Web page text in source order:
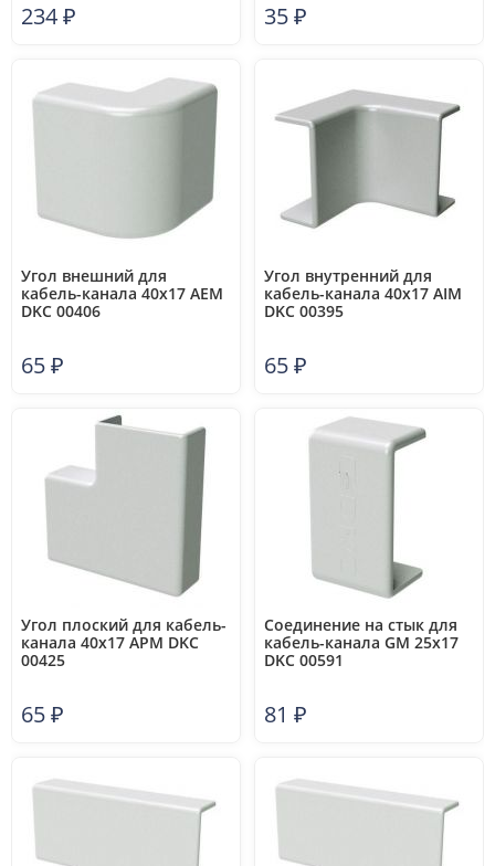
234₽ 35₽
Угол внешний для
кабель-канала 40х17 AEM
DKC 00406
65₽
Угол внутренний для
кабель-канала 40х17 AIM
DKC 00395
65₽
Угол плоский для кабель-
канала 40х17 APM DKC
00425
65₽
Соединение на стык для
кабель-канала GM 25х17
DKC 00591
81 ₽